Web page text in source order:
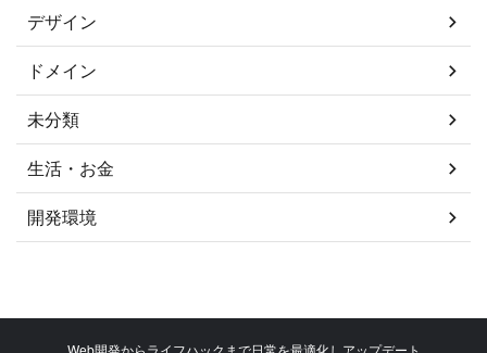
デザイン
ドメイン
未分類
生活・お金
開発環境
Web開発からライフハックまで日常を最適化しアップデート